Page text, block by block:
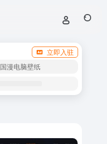
立即入驻
国漫电脑壁纸